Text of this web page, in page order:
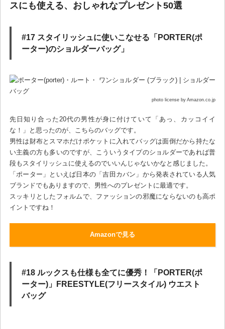
スにも使える、おしゃれなプレゼント50選
#17 スタイリッシュに使いこなせる「PORTER(ポ
ーター)のショルダーバッグ」
photo license by Amazon.co.jp
先日知り合った20代の男性が身に付けていて「あっ、カッコイイ
な！」と思ったのが、こちらのバッグです。
男性は財布とスマホだけポケットに入れてバッグは面倒だから持たな
い主義の方も多いのですが、こういうタイプのショルダーであれば普
段もスタイリッシュに使えるのでいいんじゃないかなと感じました。
「ポーター」といえば日本の「吉田カバン」から発表されている人気
ブランドでもありますので、男性へのプレゼントに最適です。
スッキリとしたフォルムで、ファッションの邪魔にならないのも高ポ
イントですね！
Amazonで見る
#18 ルックスも仕様も全てに優秀！「PORTER(ポ
ーター)」FREESTYLE(フリースタイル) ウエスト
バッグ